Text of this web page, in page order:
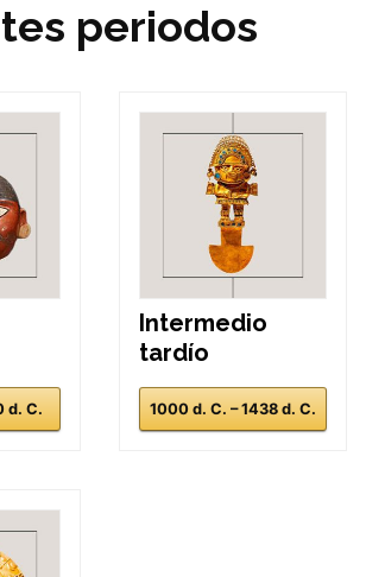
periodos
d. C.
Intermedio
tardío
1000 d. C. – 1438 d. C.